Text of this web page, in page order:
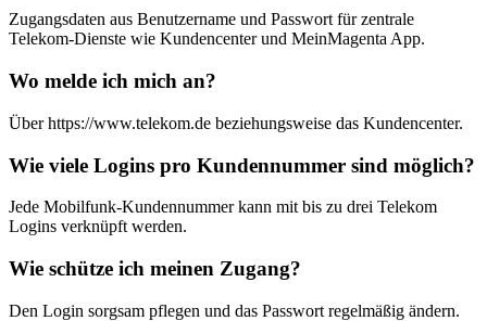
Zugangsdaten aus Benutzername und Passwort für zentrale
Telekom-Dienste wie Kundencenter und MeinMagenta App.
Wo melde ich mich an?
Über https://www.telekom.de beziehungsweise das Kundencenter.
Wie viele Logins pro Kundennummer sind möglich?
Jede Mobilfunk-Kundennummer kann mit bis zu drei Telekom
Logins verknüpft werden.
Wie schütze ich meinen Zugang?
Den Login sorgsam pflegen und das Passwort regelmäßig ändern.